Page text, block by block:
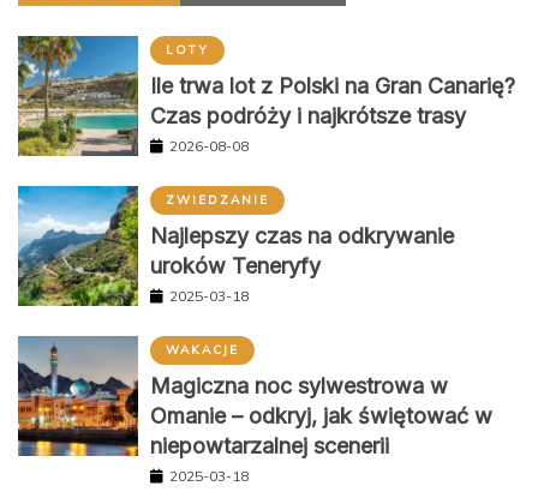
LOTY
Ile trwa lot z Polski na Gran Canarię?
Czas podróży i najkrótsze trasy
2026-08-08
ZWIEDZANIE
Najlepszy czas na odkrywanie
uroków Teneryfy
2025-03-18
WAKACJE
Magiczna noc sylwestrowa w
Omanie – odkryj, jak świętować w
niepowtarzalnej scenerii
2025-03-18